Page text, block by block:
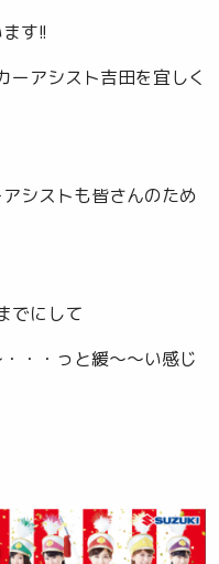
す!!
アシスト吉田を宜しく
シストも皆さんのため
でにして
・・っと緩～～い感じ